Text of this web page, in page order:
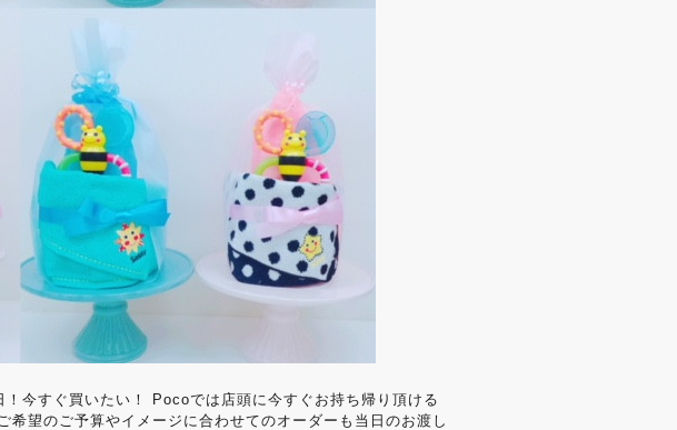
今すぐ買いたい！ Pocoでは店頭に今すぐお持ち帰り頂ける
希望のご予算やイメージに合わせてのオーダーも当日のお渡し